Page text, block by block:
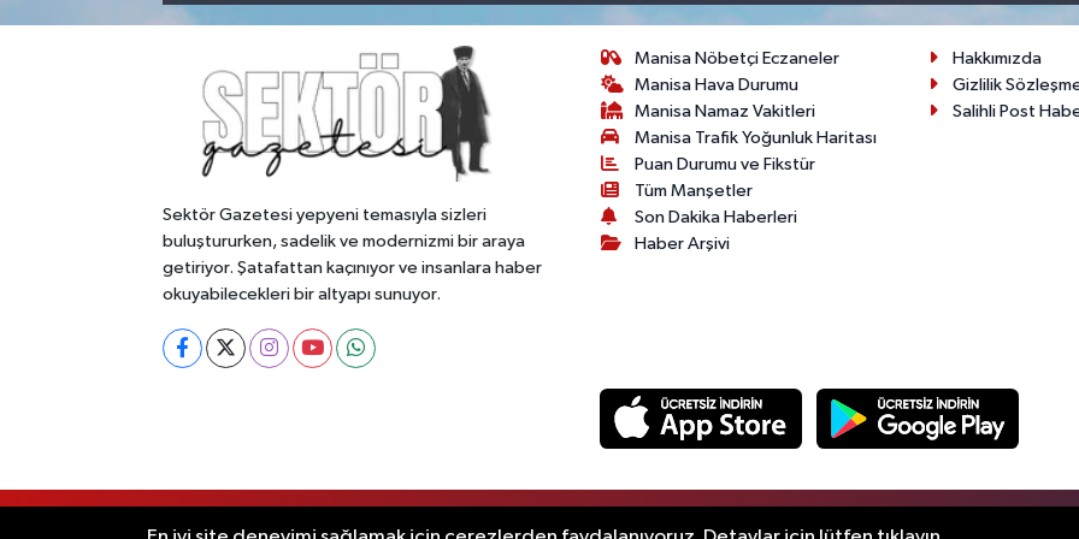
Sektör Gazetesi yepyeni temasıyla sizleri
buluştururken, sadelik ve modernizmi bir araya
getiriyor. Şatafattan kaçınıyor ve insanlara haber
okuyabilecekleri bir altyapı sunuyor.
Manisa Nöbetçi Eczaneler
Manisa Hava Durumu
Manisa Namaz Vakitleri
Manisa Trafik Yoğunluk Haritası
Puan Durumu ve Fikstür
Tüm Manşetler
Son Dakika Haberleri
Haber Arşivi
Hakkımızda
Gizlilik
Salihli Post
RSS Copyright © 2026. Her hakkı saklıdır.